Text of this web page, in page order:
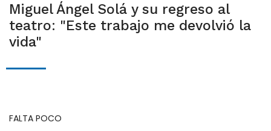
Miguel Ángel Solá y su regreso al
teatro: "Este trabajo me devolvió la
vida"
FALTA POCO